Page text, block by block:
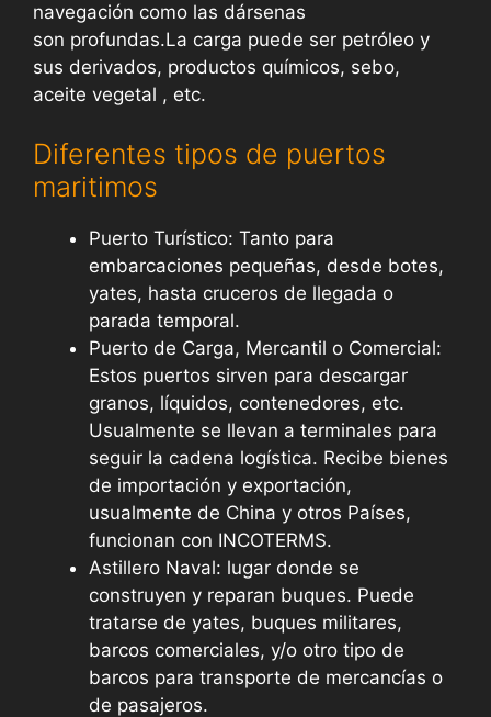
navegación como las dársenas
son profundas.La carga puede ser petróleo y
sus derivados, productos químicos, sebo,
aceite vegetal , etc.
Diferentes tipos de puertos
maritimos
Puerto Turístico: Tanto para
embarcaciones pequeñas, desde botes,
yates, hasta cruceros de llegada o
parada temporal.
Puerto de Carga, Mercantil o Comercial:
Estos puertos sirven para descargar
granos, líquidos, contenedores, etc.
Usualmente se llevan a terminales para
seguir la cadena logística. Recibe bienes
de importación y exportación,
usualmente de China y otros Países,
funcionan con INCOTERMS.
Astillero Naval: lugar donde se
construyen y reparan buques. Puede
tratarse de yates, buques militares,
barcos comerciales, y/o otro tipo de
barcos para transporte de mercancías o
de pasajeros.